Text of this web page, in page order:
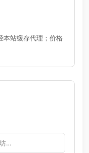
本站缓存代理；价格